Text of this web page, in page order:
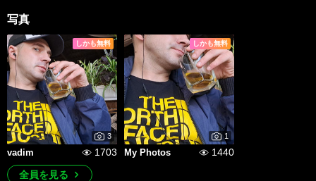
写真
しかも無料
3
vadim 1703
しかも無料
1
My Photos
1440
全員を見る